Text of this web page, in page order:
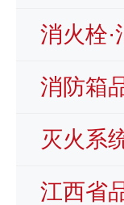
消防箱
灭火系
江西省